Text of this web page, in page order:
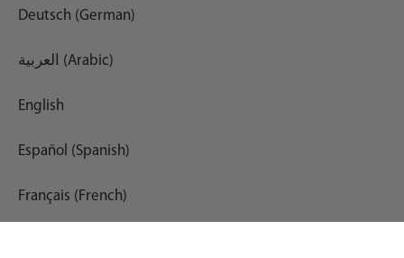
Deutsch (German)
العربية (Arabic)
English
Español (Spanish)
Français (French)